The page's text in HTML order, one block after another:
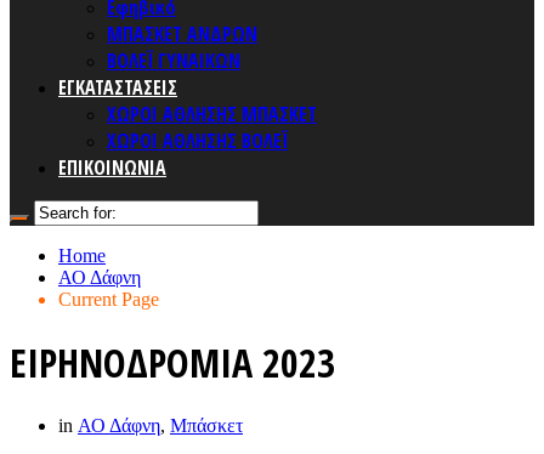
Εφηβικό
ΜΠΑΣΚΕΤ ΑΝΔΡΩΝ
ΒΟΛΕΪ ΓΥΝΑΙΚΩΝ
ΕΓΚΑΤΑΣΤΑΣΕΙΣ
ΧΩΡΟΙ ΑΘΛΗΣΗΣ ΜΠΑΣΚΕΤ
ΧΩΡΟΙ ΑΘΛΗΣΗΣ ΒΟΛΕΪ
ΕΠΙΚΟΙΝΩΝΙΑ
Home
ΑΟ Δάφνη
Current Page
ΕΙΡΗΝΟΔΡΟΜΙΑ 2023
in ΑΟ Δάφνη, Μπάσκετ